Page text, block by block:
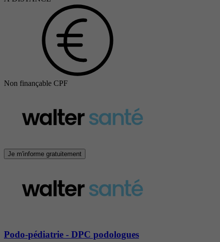
Non finançable CPF
Je m'informe gratuitement
Podo-pédiatrie - DPC podologues